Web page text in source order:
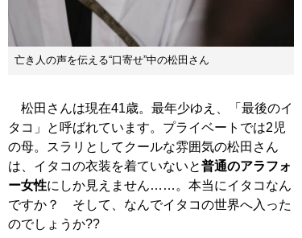
亡き人の声を伝える“口寄せ”中の松田さん
松田さんは現在41歳。最年少ゆえ、「最後のイ
タコ」と呼ばれています。プライベートでは2児
の母。スラリとしてクールな雰囲気の松田さん
は、イタコの衣装を着ていないと普通のアラフォ
ー女性にしか見えません……。本当にイタコなん
ですか？ そして、なんでイタコの世界へ入った
のでしょうか??